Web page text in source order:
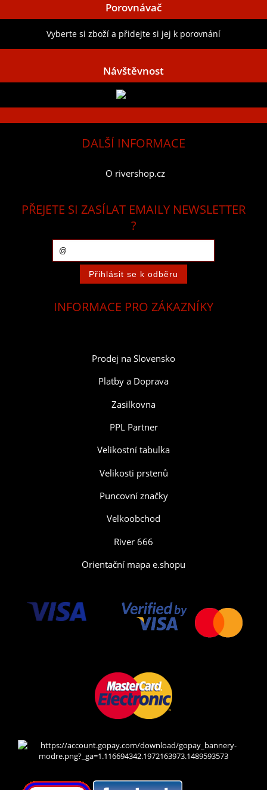
Porovnávač
Vyberte si zboží a přidejte si jej k porovnání
Návštěvnost
DALŠÍ INFORMACE
O rivershop.cz
PŘEJETE SI ZASÍLAT EMAILY NEWSLETTER
?
INFORMACE PRO ZÁKAZNÍKY
Prodej na Slovensko
Platby a Doprava
Zasilkovna
PPL Partner
Velikostní tabulka
Velikosti prstenů
Puncovní značky
Velkoobchod
River 666
Orientační mapa e.shopu